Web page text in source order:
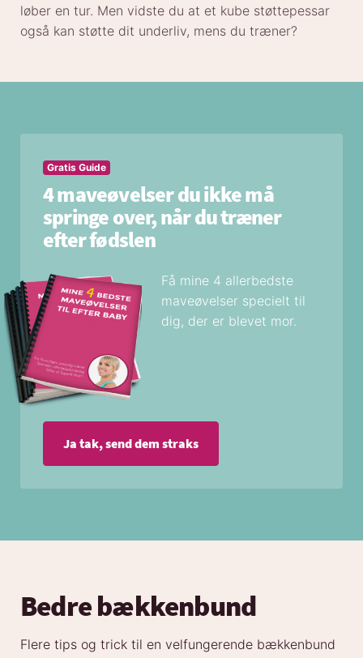
løber en tur. Men vidste du at et kube støttepessar
også kan støtte dit underliv, mens du træner?
Gratis Guide
4 maveøvelser du ikke må
springe over, når du træner
efter fødslen
Få mine 4 allerbedste
maveøvelser specielt til
dig, der er blevet mor.
Ja tak, send dem straks
Bedre bækkenbund
Flere tips og trick til en velfungerende bækkenbund